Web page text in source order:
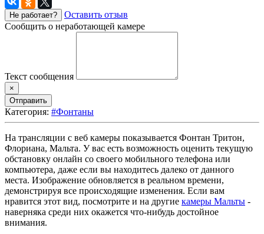
Не работает?
Оставить отзыв
Сообщить о неработающей камере
Текст сообщения
×
Отправить
Категория: #Фонтаны
На трансляции с веб камеры показывается Фонтан Тритон,
Флориана, Мальта. У вас есть возможность оценить текущую
обстановку онлайн со своего мобильного телефона или
компьютера, даже если вы находитесь далеко от данного
места. Изображение обновляется в реальном времени,
демонстрируя все происходящие изменения. Если вам
нравится этот вид, посмотрите и на другие камеры Мальты -
наверняка среди них окажется что-нибудь достойное
внимания.